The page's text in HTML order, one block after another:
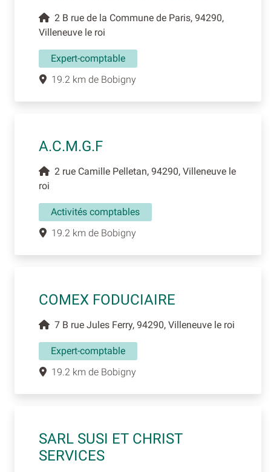
2 B rue de la Commune de Paris, 94290,
Villeneuve le roi
Expert-comptable
19.2 km de Bobigny
A.C.M.G.F
2 rue Camille Pelletan, 94290, Villeneuve le
roi
Activités comptables
19.2 km de Bobigny
COMEX FODUCIAIRE
7 B rue Jules Ferry, 94290, Villeneuve le roi
Expert-comptable
19.2 km de Bobigny
SARL SUSI ET CHRIST
SERVICES